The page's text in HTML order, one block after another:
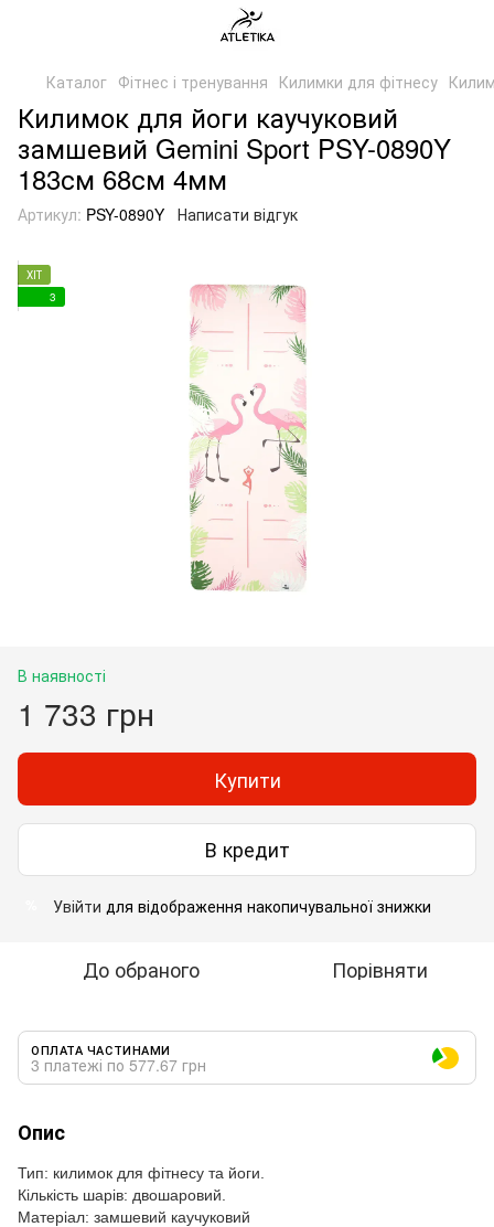
Каталог Фітнес і тренування Килимки для фітнесу
Килимок для йоги каучуковий
замшевий Gemini Sport PSY-0890Y
183см 68см 4мм
Артикул: PSY-0890Y Написати відгук
ХІТ
3
В наявності
1 733 грн
Купити
В кредит
Увійти для відображення накопичувальної знижки
До обраного Порівняти
ОПЛАТА ЧАСТИНАМИ
3 платежі по 577.67 грн
Опис
Тип: килимок для фітнесу та йоги.
Кількість шарів: двошаровий.
Матеріал: замшевий каучуковий